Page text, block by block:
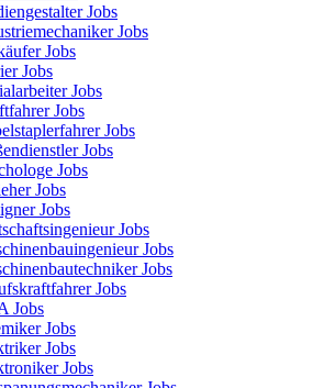
Jobs
Jobs
Jobs
Jobs
Jobs
Jobs
Jobs
Jobs
Jobs
Jobs
Jobs
Jobs
Jobs
Jobs
Jobs
Jobs
Jobs
Jobs
Jobs